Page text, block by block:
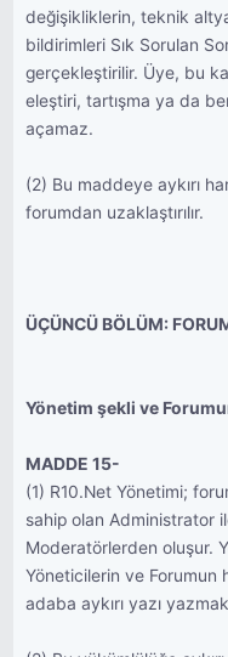
değişikliklerin, teknik
bildirimleri Sık Sorulan
gerçekleştirilir. Üye, bu
eleştiri, tartışma ya da
açamaz.
(2) Bu maddeye aykırı
forumdan uzaklaştırılır.
ÜÇÜNCÜ BÖLÜM:
Yönetim şekli ve
MADDE 15-
(1) R10.Net Yönetimi;
sahip olan Administrator
Moderatörlerden oluşur.
Yöneticilerin ve
adaba aykırı yazı